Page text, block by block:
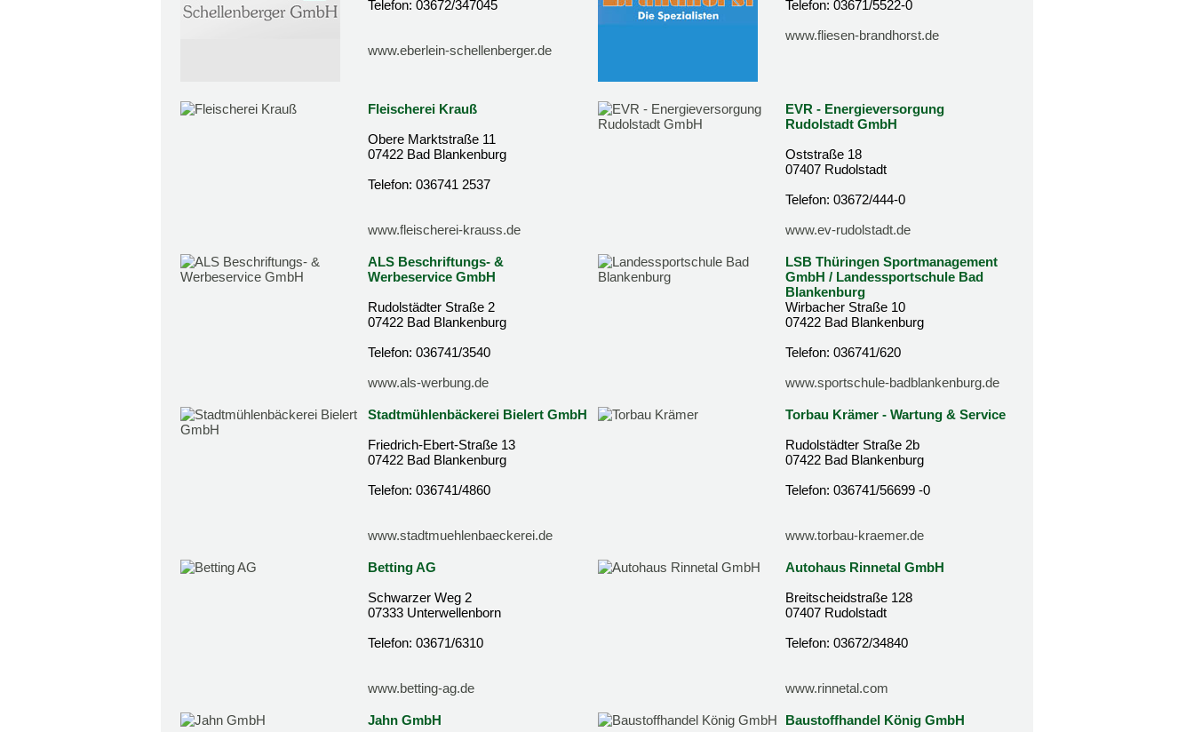
Telefon: 03672/347045
www.eberlein-schellenberger.de
Telefon: 03671/5522-0
www.fliesen-brandhorst.de
Fleischerei Krauß
Obere Marktstraße 11
07422 Bad Blankenburg
Telefon: 036741 2537
www.fleischerei-krauss.de
EVR - Energieversorgung
Rudolstadt GmbH
Oststraße 18
07407 Rudolstadt
Telefon: 03672/444-0
www.ev-rudolstadt.de
ALS Beschriftungs- &
Werbeservice GmbH
Rudolstädter Straße 2
07422 Bad Blankenburg
Telefon: 036741/3540
www.als-werbung.de
LSB Thüringen Sportmanagement
GmbH / Landessportschule Bad
Blankenburg
Wirbacher Straße 10
07422 Bad Blankenburg
Telefon: 036741/620
www.sportschule-badblankenburg.de
Stadtmühlenbäckerei Bielert GmbH
Friedrich-Ebert-Straße 13
07422 Bad Blankenburg
Telefon: 036741/4860
www.stadtmuehlenbaeckerei.de
Torbau Krämer - Wartung & Service
Rudolstädter Straße 2b
07422 Bad Blankenburg
Telefon: 036741/56699 -0
www.torbau-kraemer.de
Betting AG
Schwarzer Weg 2
07333 Unterwellenborn
Telefon: 03671/6310
www.betting-ag.de
Autohaus Rinnetal GmbH
Breitscheidstraße 128
07407 Rudolstadt
Telefon: 03672/34840
www.rinnetal.com
Jahn GmbH
Baustoffhandel König GmbH